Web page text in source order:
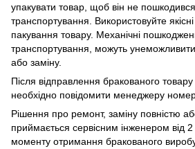
упакувати товар, щоб він не
транспортування. Використовуйте
пакування товару. Механічні
транспортування, можуть
або заміну.
Після відправлення бракованого
необхідно повідомити менеджеру
Рішення про ремонт, заміну повністю
приймається сервісним інженером від
моменту отримання бракованого